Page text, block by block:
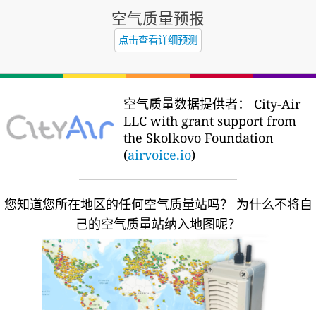
空气质量预报
点击查看详细预测
空气质量数据提供者：
City-Air
LLC with grant support from
the Skolkovo Foundation
(airvoice.io)
您知道您所在地区的任何空气质量站吗？
为什么不将自
己的空气质量站纳入地图呢？